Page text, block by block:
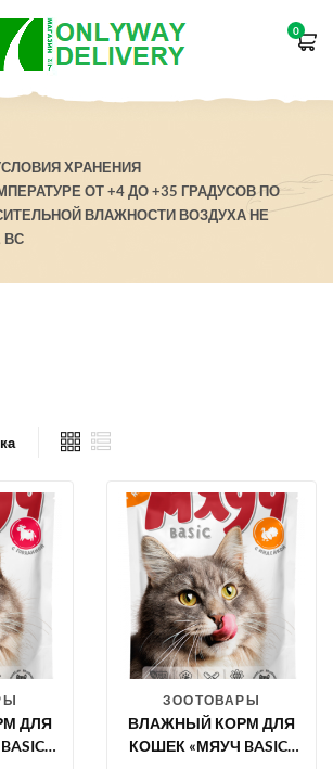
0
ХРАНЕНИЯ
ОТ +4 ДО +35 ГРАДУСОВ ПО
ВЛАЖНОСТИ ВОЗДУХА НЕ
ВС
ДЛЯ
ЗООТОВАРЫ
ВЛАЖНЫЙ КОРМ ДЛЯ
КОШЕК «МЯУЧ BASIC»